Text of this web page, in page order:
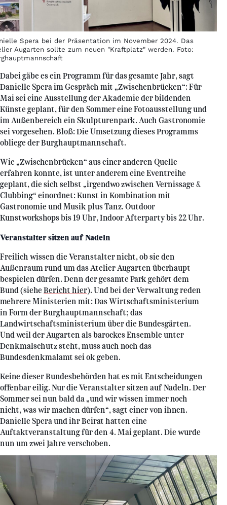
Spera bei der Präsentation im November 2024. Das
Augarten sollte zum neuen "Kraftplatz" werden. Foto:
Dabei gäbe es ein Programm für das gesamte Jahr, sagt
Danielle Spera im Gespräch mit „Zwischenbrücken“: Für
Mai sei eine Ausstellung der Akademie der bildenden
Künste geplant, für den Sommer eine Fotoausstellung und
im Außenbereich ein Skulpturenpark. Auch Gastronomie
sei vorgesehen. Bloß: Die Umsetzung dieses Programms
obliege der Burghauptmannschaft.
Wie „Zwischenbrücken“ aus einer anderen Quelle
erfahren konnte, ist unter anderem eine Eventreihe
geplant, die sich selbst „irgendwo zwischen Vernissage &
Clubbing“ einordnet: Kunst in Kombination mit
Gastronomie und Musik plus Tanz. Outdoor
Kunstworkshops bis 19 Uhr, Indoor Afterparty bis 22 Uhr.
Veranstalter sitzen auf Nadeln
Freilich wissen die Veranstalter nicht, ob sie den
Außenraum rund um das Atelier Augarten überhaupt
bespielen dürfen. Denn der gesamte Park gehört dem
Bund (sieheBericht hier). Und bei der Verwaltung reden
mehrere Ministerien mit: Das Wirtschaftsministerium
in Form der Burghauptmannschaft; das
Landwirtschaftsministerium über die Bundesgärten.
Und weil der Augarten als barockes Ensemble unter
Denkmalschutz steht, muss auch noch das
Bundesdenkmalamt sei ok geben.
Keine dieser Bundesbehörden hat es mit Entscheidungen
offenbar eilig. Nur die Veranstalter sitzen auf Nadeln. Der
Sommer sei nun bald da „und wir wissen immer noch
nicht, was wir machen dürfen“, sagt einer von ihnen.
Danielle Spera und ihr Beirat hatten eine
Auftaktveranstaltung für den 4. Mai geplant. Die wurde
nun um zwei Jahre verschoben.